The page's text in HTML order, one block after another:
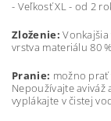
- Veľkosť XL - od 2
Zloženie:
vrstva materiálu 80
Pranie: možno prať
Nepoužívajte
vyplákajte v čistej